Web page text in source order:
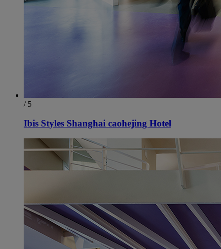
/ 5
Ibis Styles Shanghai caohejing Hotel